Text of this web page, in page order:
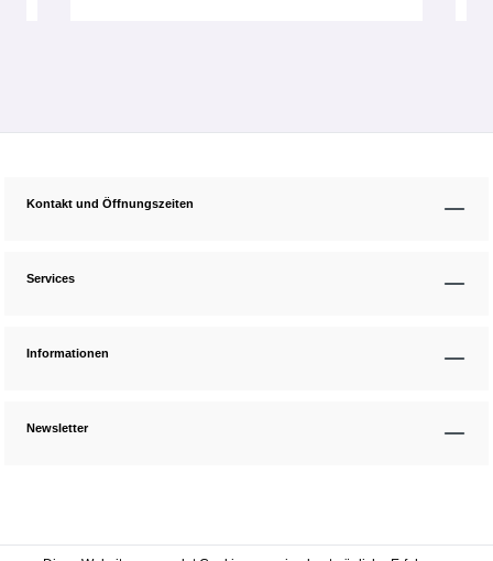
Kontakt und Öffnungszeiten
Services
Informationen
Newsletter